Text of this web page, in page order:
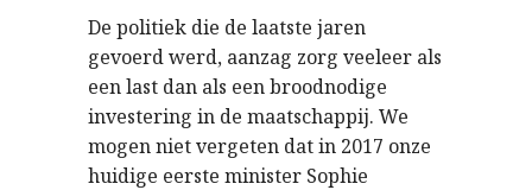
De politiek die de laatste jaren
gevoerd werd, aanzag zorg veeleer als
een last dan als een broodnodige
investering in de maatschappij. We
mogen niet vergeten dat in 2017 onze
huidige eerste minister Sophie